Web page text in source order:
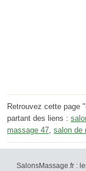
Retrouvez cette page
partant des liens :
massage 47, salon de
SalonsMassage.fr :